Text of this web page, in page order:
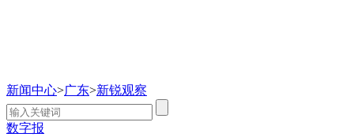
新闻中心>广东>新锐观察
数字报